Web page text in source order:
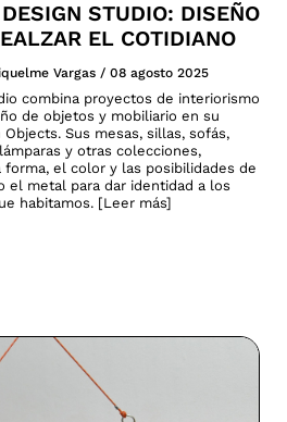
STUDIO: DISEÑO
EL COTIDIANO
Vargas / 08 agosto 2025
combina proyectos de interiorismo
de objetos y mobiliario en su
Objects. Sus mesas, sillas, sofás,
y otras colecciones,
forma, el color y las posibilidades de
el metal para dar identidad a los
habitamos. [Leer más]